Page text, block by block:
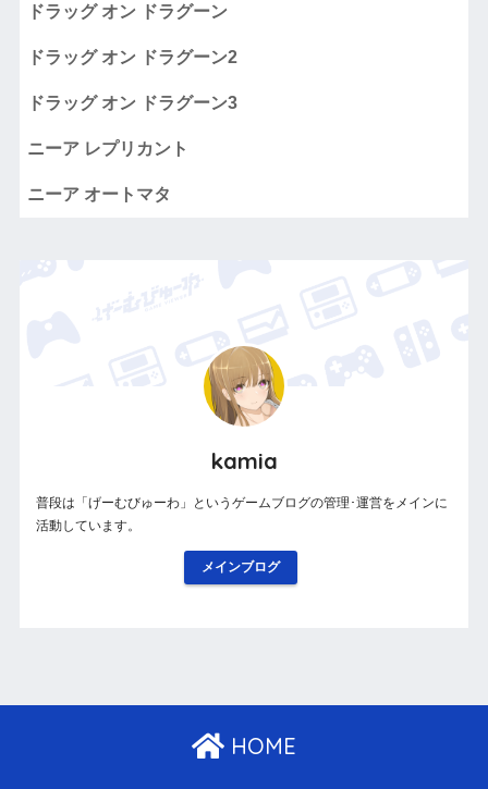
ドラッグ オン ドラグーン
ドラッグ オン ドラグーン2
ドラッグ オン ドラグーン3
ニーア レプリカント
ニーア オートマタ
kamia
普段は「げーむびゅーわ」というゲームブログの管理･運営をメインに
活動しています。
メインブログ
HOME